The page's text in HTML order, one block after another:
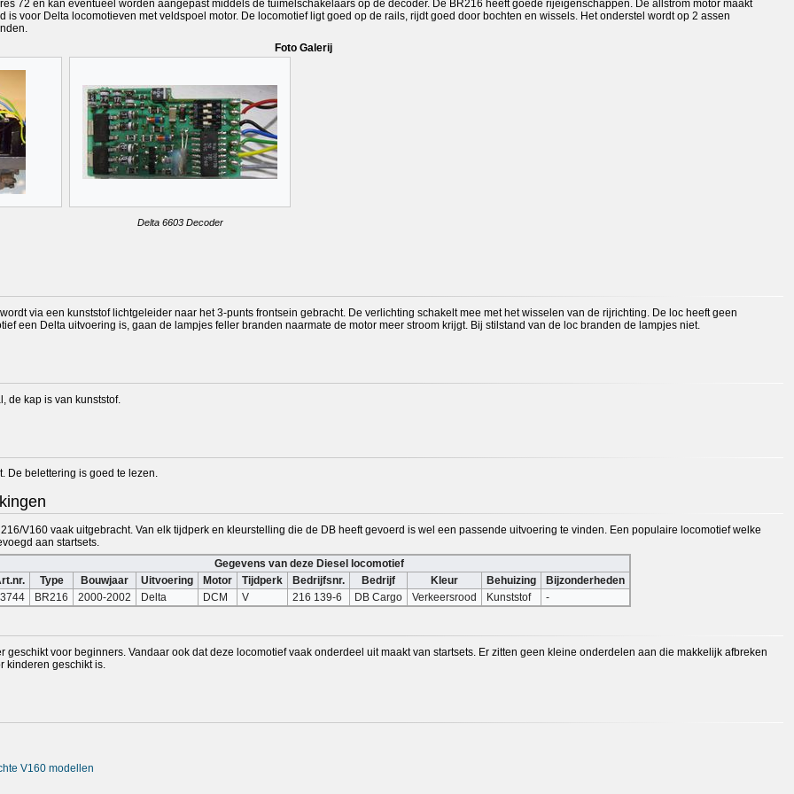
72 en kan eventueel worden aangepast middels de tuimelschakelaars op de decoder. De BR216 heeft goede rijeigenschappen. De allstrom motor maakt
is voor Delta locomotieven met veldspoel motor. De locomotief ligt goed op de rails, rijdt goed door bochten en wissels. Het onderstel wordt op 2 assen
Foto Galerij
Delta 6603 Decoder
via een kunststof lichtgeleider naar het 3-punts frontsein gebracht. De verlichting schakelt mee met het wisselen van de rijrichting. De loc heeft geen
een Delta uitvoering is, gaan de lampjes feller branden naarmate de motor meer stroom krijgt. Bij stilstand van de loc branden de lampjes niet.
de kap is van kunststof.
De belettering is goed te lezen.
V160 vaak uitgebracht. Van elk tijdperk en kleurstelling die de DB heeft gevoerd is wel een passende uitvoering te vinden. Een populaire locomotief welke
aan startsets.
Gegevens van deze Diesel locomotief
Type Bouwjaar Uitvoering Motor Tijdperk Bedrijfsnr. Bedrijf Kleur Behuizing
Bijzonderheden
BR216 2000-2002 Delta DCM V 216 139-6 DB Cargo Verkeersrood Kunststof -
geschikt voor beginners. Vandaar ook dat deze locomotief vaak onderdeel uit maakt van startsets. Er zitten geen kleine onderdelen aan die makkelijk afbreken
kinderen geschikt is.
V160 modellen